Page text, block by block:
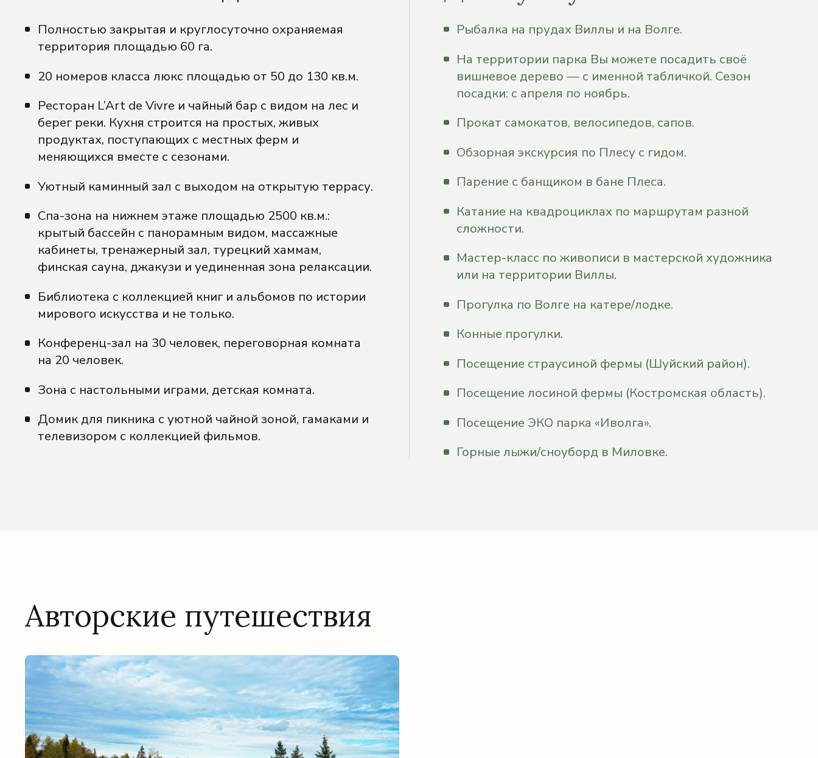
Полностью закрытая и круглосуточно охраняемая
территория площадью 60 га.
20 номеров класса люкс площадью от 50 до 130 кв.м.
Ресторан L’Art de Vivre и чайный бар с видом на лес и
берег реки. Кухня строится на простых, живых
продуктах, поступающих с местных ферм и
меняющихся вместе с сезонами.
Уютный каминный зал с выходом на открытую террасу.
Спа-зона на нижнем этаже площадью 2500 кв.м.:
крытый бассейн с панорамным видом, массажные
кабинеты, тренажерный зал, турецкий хаммам,
финская сауна, джакузи и уединенная зона релаксации.
Библиотека с коллекцией книг и альбомов по истории
мирового искусства и не только.
Конференц-зал на 30 человек, переговорная комната
на 20 человек.
Зона с настольными играми, детская комната.
Домик для пикника с уютной чайной зоной, гамаками и
телевизором с коллекцией фильмов.
Рыбалка на прудах Виллы и на Волге.
На территории парка Вы можете посадить своё
вишневое дерево — с именной табличкой. Сезон
посадки: с апреля по ноябрь.
Прокат самокатов, велосипедов, сапов.
Обзорная экскурсия по Плесу с гидом.
Парение с банщиком в бане Плеса.
Катание на квадроциклах по маршрутам разной
сложности.
Мастер-класс по живописи в мастерской художника
или на территории Виллы.
Прогулка по Волге на катере/лодке.
Конные прогулки.
Посещение страусиной фермы (Шуйский район).
Посещение лосиной фермы (Костромская область).
Посещение ЭКО парка «Иволга».
Горные лыжи/сноуборд в Миловке.
Авторские путешествия